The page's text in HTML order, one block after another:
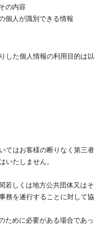
の内容
個人が識別できる情報
した個人情報の利用目的は以
てはお客様の断りなく第三者
いたしません。
若しくは地方公共団体又はそ
務を遂行することに対して協
ために必要がある場合であっ